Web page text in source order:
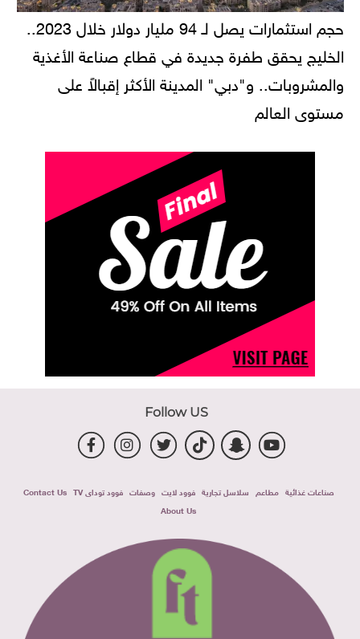
الخليج يحقق طفرة جديدة في قطاع صناعة الأغذية
والمشروبات.. و"دبي" المدينة الأكثر إقبالاً على
مستوى العالم
Follow US
صناعات غذائية مطاعم سلاسل تجارية فوود لايت وصفات فوود توداى TV
Contact Us
About Us